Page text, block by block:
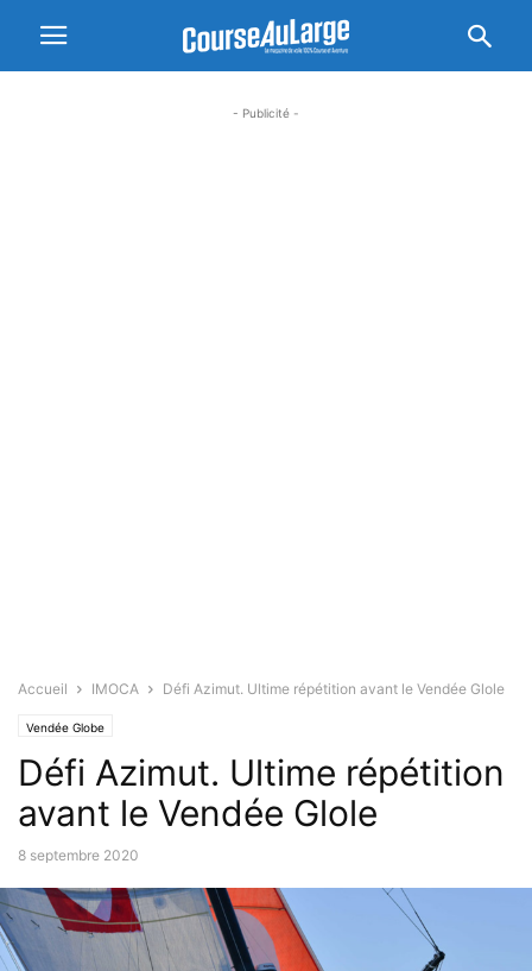
- Publicité -
Accueil IMOCA Défi Azimut. Ultime répétition avant le Vendée Glole
Vendée Globe
Défi Azimut. Ultime répétition
avant le Vendée Glole
8 septembre 2020